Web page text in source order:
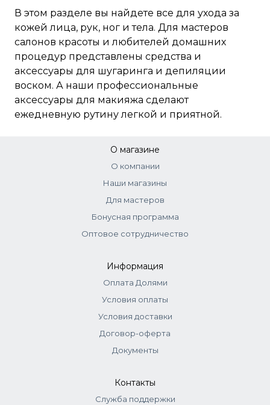
В этом разделе вы найдете все для ухода за
кожей лица, рук, ног и тела. Для мастеров
салонов красоты и любителей домашних
процедур представлены средства и
аксессуары для шугаринга и депиляции
воском. А наши профессиональные
аксессуары для макияжа сделают
ежедневную рутину легкой и приятной.
О магазине
О компании
Наши магазины
Для мастеров
Бонусная программа
Оптовое сотрудничество
Информация
Оплата Долями
Условия оплаты
Условия доставки
Договор-оферта
Документы
Контакты
Служба поддержки